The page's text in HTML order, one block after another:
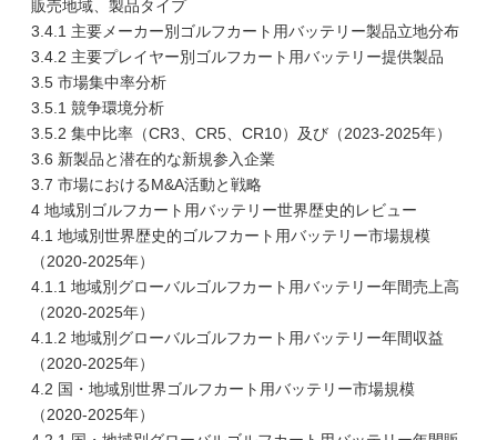
販売地域、製品タイプ
3.4.1 主要メーカー別ゴルフカート用バッテリー製品立地分布
3.4.2 主要プレイヤー別ゴルフカート用バッテリー提供製品
3.5 市場集中率分析
3.5.1 競争環境分析
3.5.2 集中比率（CR3、CR5、CR10）及び（2023-2025年）
3.6 新製品と潜在的な新規参入企業
3.7 市場におけるM&A活動と戦略
4 地域別ゴルフカート用バッテリー世界歴史的レビュー
4.1 地域別世界歴史的ゴルフカート用バッテリー市場規模
（2020-2025年）
4.1.1 地域別グローバルゴルフカート用バッテリー年間売上高
（2020-2025年）
4.1.2 地域別グローバルゴルフカート用バッテリー年間収益
（2020-2025年）
4.2 国・地域別世界ゴルフカート用バッテリー市場規模
（2020-2025年）